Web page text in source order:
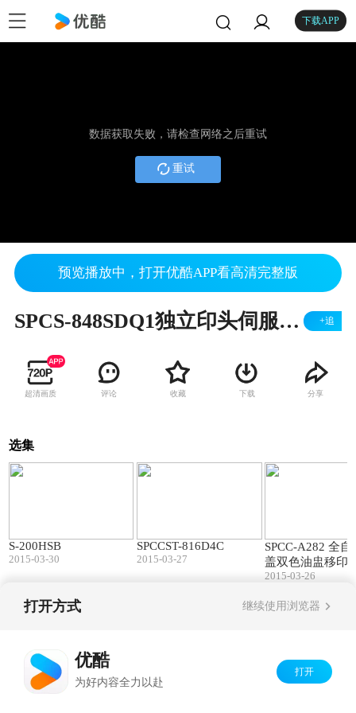
下载APP
数据获取失败，请检查网络之后重试
重试
预览播放中，打开优酷APP看高清完整版
SPCS-848SDQ1独立印头伺服穿梭四色油盅移印机 +追
超清画质 评论 收藏 下载 分享
选集
S-200HSB
2015-03-30
SPCCST-816D4C
2015-03-27
SPCC-A282 全
盖双色油盅移印
2015-03-26
打开方式 继续使用浏览器
优酷
为好内容全力以赴
打开